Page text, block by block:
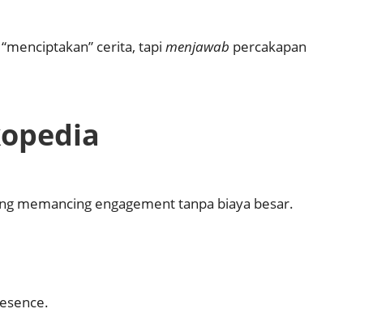
cerita, tapi menjawab percakapan
memancing engagement tanpa biaya besar.